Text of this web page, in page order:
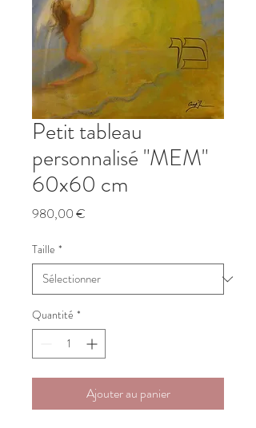
Petit tableau
personnalisé "MEM"
60x60 cm
980,00 €
Taille *
Quantité *
Ajouter au panier